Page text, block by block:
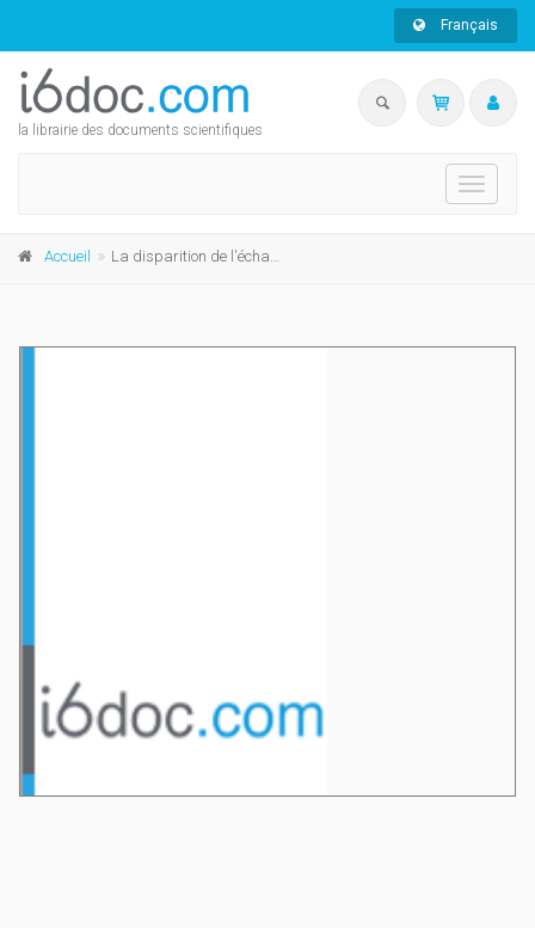
Français
la librairie des documents scientifiques
Toggle
Accueil La disparition de l'échasse d'or